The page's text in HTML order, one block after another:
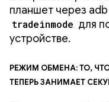
планшет через adb
tradeinmode для
устройстве.
Режим обмена: то,
теперь занимает